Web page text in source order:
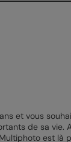
et vous
de sa vie.
est